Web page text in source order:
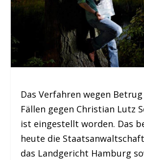
Das Verfahren wegen
Fällen gegen Christian Lutz
ist eingestellt worden. Das
heute die
das Landgericht Hamburg